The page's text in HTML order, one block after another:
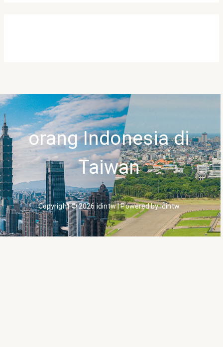
orang Indonesia di
Taiwan
Copyright © 2026 idintw | Powered by idintw